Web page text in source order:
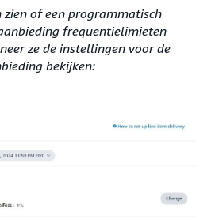
zien of een programmatisch
frequentielimieten
ze de instellingen voor de
bekijken: